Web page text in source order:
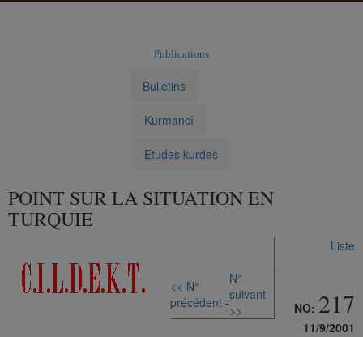
Publications
Bulletins
Kurmancî
Etudes kurdes
POINT SUR LA SITUATION EN
TURQUIE
<< N°
précédent -
N°
suivant
>>
Liste
NO: 217
11/9/2001